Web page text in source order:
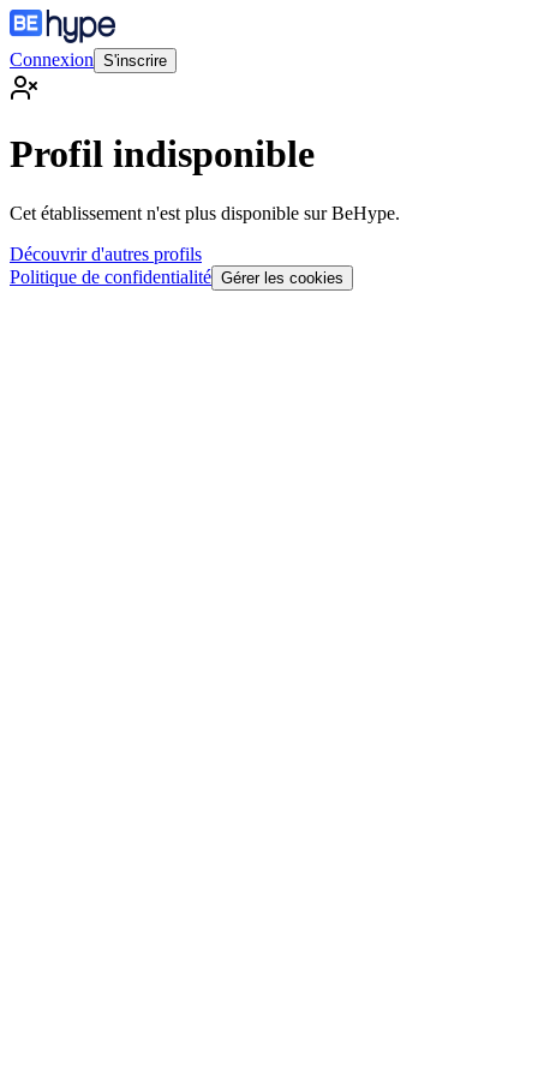
Connexion S'inscrire
Profil indisponible
Cet établissement n'est plus disponible sur BeHype.
Découvrir d'autres profils
Politique de confidentialité Gérer les cookies